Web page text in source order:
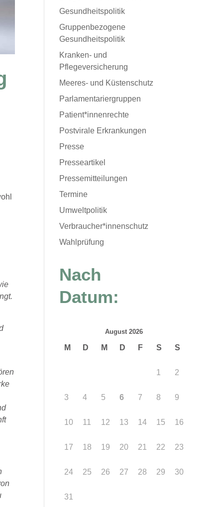
Gesundheitspolitik
Gruppenbezogene
Gesundheitspolitik
Kranken- und
Pflegeversicherung
Meeres- und Küstenschutz
Parlamentariergruppen
Patient*innenrechte
Postvirale Erkrankungen
Presse
Presseartikel
Pressemitteilungen
Termine
Umweltpolitik
Verbraucher*innenschutz
Wahlprüfung
Nach
Datum:
August 2026
M D M D F S S
1 2
3 4 5 6 7 8 9
10 11 12 13 14 15 16
17 18 19 20 21 22 23
24 25 26 27 28 29 30
31